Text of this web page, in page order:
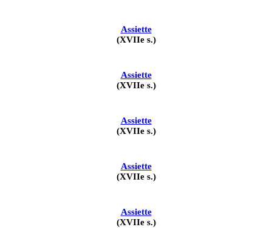
Assiette
(XVIIe s.)
Assiette
(XVIIe s.)
Assiette
(XVIIe s.)
Assiette
(XVIIe s.)
Assiette
(XVIIe s.)